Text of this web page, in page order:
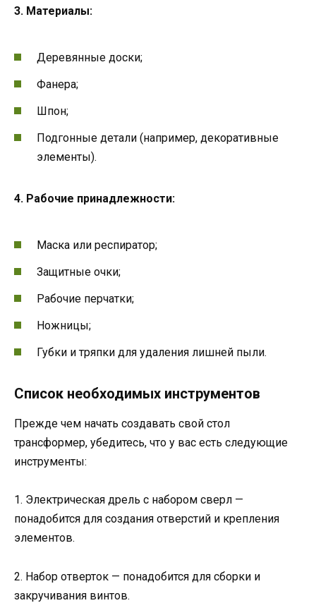
3. Материалы:
Деревянные доски;
Фанера;
Шпон;
Подгонные детали (например, декоративные
элементы).
4. Рабочие принадлежности:
Маска или респиратор;
Защитные очки;
Рабочие перчатки;
Ножницы;
Губки и тряпки для удаления лишней пыли.
Список необходимых инструментов
Прежде чем начать создавать свой стол
трансформер, убедитесь, что у вас есть следующие
инструменты:
1. Электрическая дрель с набором сверл —
понадобится для создания отверстий и крепления
элементов.
2. Набор отверток — понадобится для сборки и
закручивания винтов.